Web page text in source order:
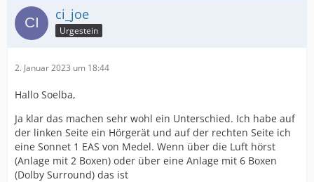
ci_joe
Urgestein
2. Januar 2023 um 18:44
Hallo Soelba,
Ja klar das machen sehr wohl ein Unterschied. Ich habe auf
der linken Seite ein Hörgerät und auf der rechten Seite ich
eine Sonnet 1 EAS von Medel. Wenn über die Luft hörst
(Anlage mit 2 Boxen) oder über eine Anlage mit 6 Boxen
(Dolby Surround) das ist